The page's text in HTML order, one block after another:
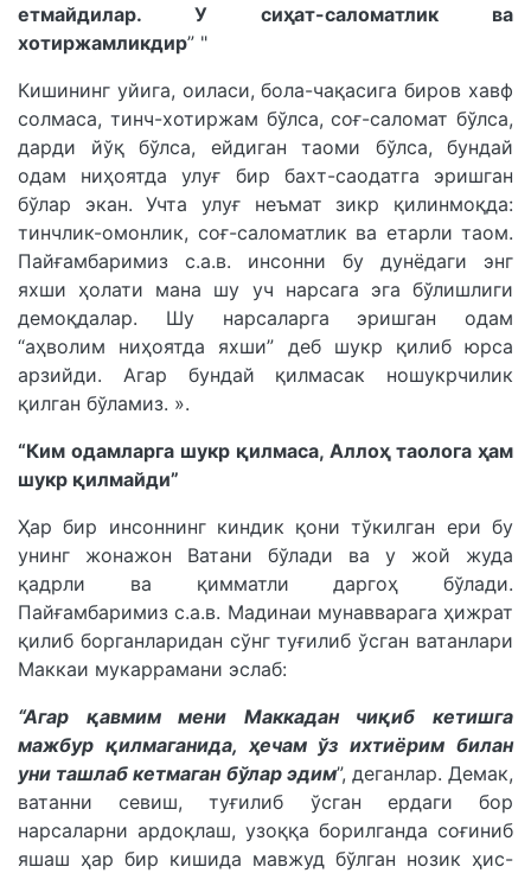
етмайдилар. У сиҳат-саломатлик ва
хотиржамликдир” "
Кишининг уйига, оиласи, бола-чақасига биров хавф
солмаса, тинч-хотиржам бўлса, соғ-саломат бўлса,
дарди йўқ бўлса, ейдиган таоми бўлса, бундай
одам ниҳоятда улуғ бир бахт-саодатга эришган
бўлар экан. Учта улуғ неъмат зикр қилинмоқда:
тинчлик-омонлик, соғ-саломатлик ва етарли таом.
Пайғамбаримиз с.а.в. инсонни бу дунёдаги энг
яхши ҳолати мана шу уч нарсага эга бўлишлиги
демоқдалар. Шу нарсаларга эришган одам
“аҳволим ниҳоятда яхши” деб шукр қилиб юрса
арзийди. Агар бундай қилмасак ношукрчилик
қилган бўламиз. ».
“Ким одамларга шукр қилмаса, Аллоҳ таолога ҳам
шукр қилмайди”
Ҳар бир инсоннинг киндик қони тўкилган ери бу
унинг жонажон Ватани бўлади ва у жой жуда
қадрли ва қимматли даргоҳ бўлади.
Пайғамбаримиз с.а.в. Мадинаи мунавварага ҳижрат
қилиб борганларидан сўнг туғилиб ўсган ватанлари
Маккаи мукаррамани эслаб:
“Агар қавмим мени Маккадан чиқиб кетишга
мажбур қилмаганида, ҳечам ўз ихтиёрим билан
уни ташлаб кетмаган бўлар эдим”, деганлар. Демак,
ватанни севиш, туғилиб ўсган ердаги бор
нарсаларни ардоқлаш, узоққа борилганда соғиниб
яшаш ҳар бир кишида мавжуд бўлган нозик ҳис-